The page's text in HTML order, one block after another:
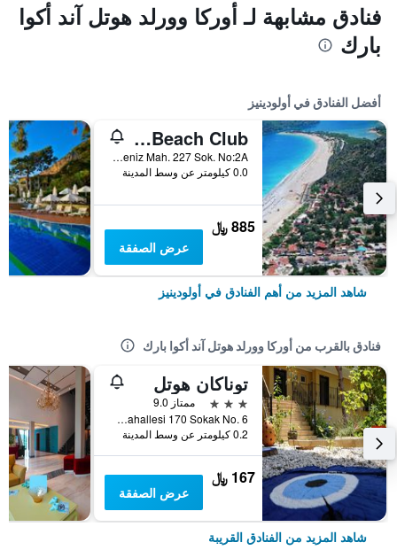
فنادق مشابهة لـ أوركا وورلد هوتل آند أكوا
بارك
أفضل الفنادق في أولودينيز
Belcekiz Beach Club - الشامل كلياً
Oludeniz Mah. 227 Sok. No:2A, أولودينيز, تركيا
0.0 كيلومتر عن وسط المدينة
885 ﷼
عرض الصفقة
شاهد المزيد من أهم الفنادق في أولودينيز
فنادق بالقرب من أوركا وورلد هوتل آند أكوا بارك
توناكان هوتل
3 نجوم
ممتاز 9.0
Ovacık Mahallesi 170 Sokak No. 6, أولودينيز, تركيا
0.2 كيلومتر عن وسط المدينة
167 ﷼
عرض الصفقة
شاهد المزيد من الفنادق القريبة